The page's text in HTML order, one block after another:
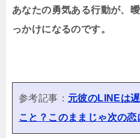
あなたの勇気ある行動が、
っかけになるのです。
参考記事： 元彼のLINEは
こと？このままじゃ次の恋